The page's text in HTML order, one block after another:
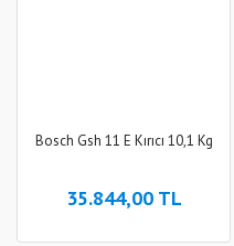
Bosch Gsh 11 E Kırıcı 10,1 Kg
35.844,00 TL